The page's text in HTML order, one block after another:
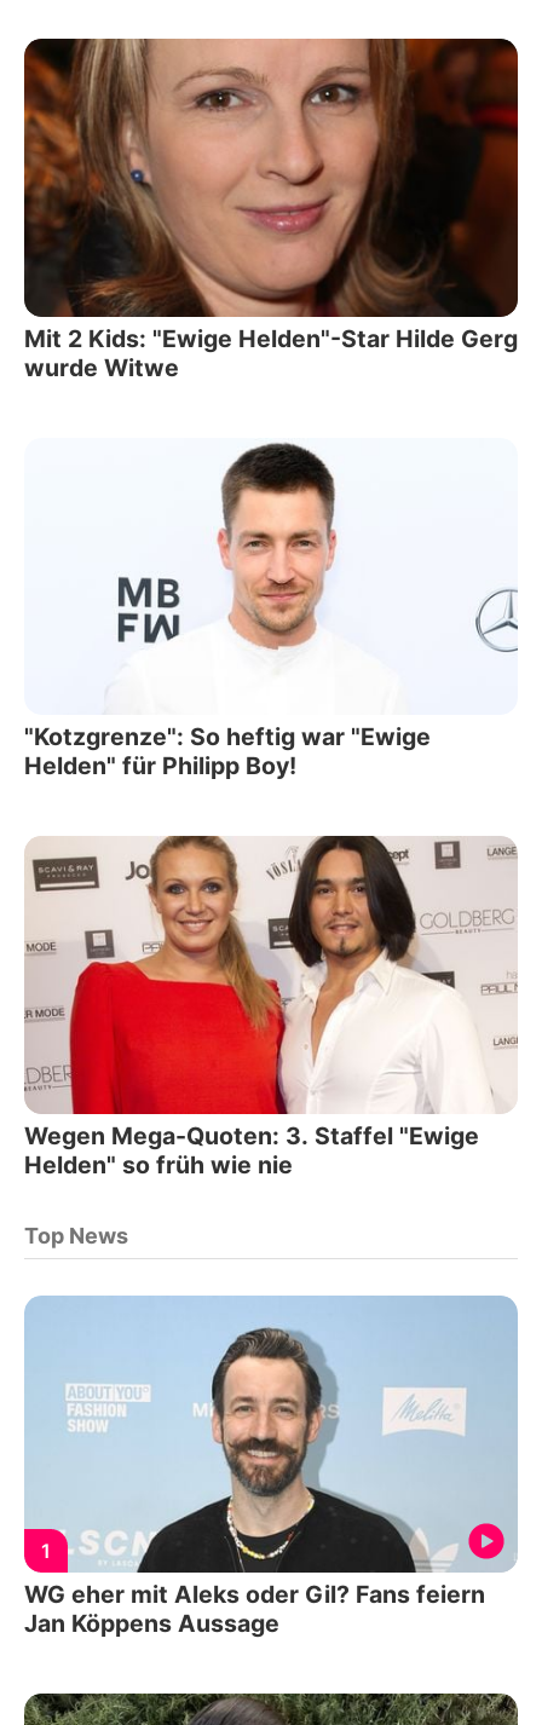
Mit 2 Kids: "Ewige Helden"-Star Hilde Gerg
wurde Witwe
"Kotzgrenze": So heftig war "Ewige
Helden" für Philipp Boy!
Wegen Mega-Quoten: 3. Staffel "Ewige
Helden" so früh wie nie
Top News
1
WG eher mit Aleks oder Gil? Fans feiern
Jan Köppens Aussage